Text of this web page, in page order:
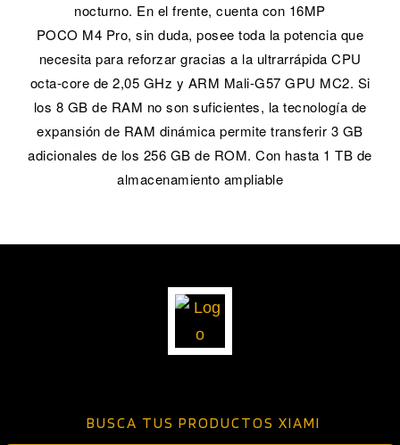
nocturno. En el frente, cuenta con 16MP
POCO M4 Pro, sin duda, posee toda la potencia que
necesita para reforzar gracias a la ultrarrápida CPU
octa-core de 2,05 GHz y ARM Mali-G57 GPU MC2. Si
los 8 GB de RAM no son suficientes, la tecnología de
expansión de RAM dinámica permite transferir 3 GB
adicionales de los 256 GB de ROM. Con hasta 1 TB de
almacenamiento ampliable
BUSCA TUS PRODUCTOS XIAMI